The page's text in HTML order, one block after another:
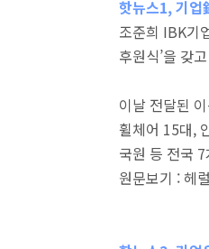
핫뉴스1, 기업
조준희 IBK기
후원식’을 갖
이날 전달된
휠체어 15대,
국원 등 전국
원문보기 : 헤